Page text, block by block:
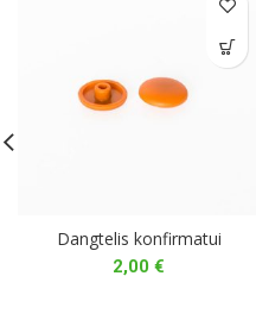
Dangtelis konfirmatui
2,00 €